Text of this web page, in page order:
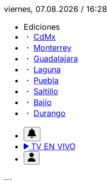
viernes, 07.08.2026 / 16:28
Ediciones
CdMx
Monterrey
Guadalajara
Laguna
Puebla
Saltillo
Bajío
Durango
TV EN VIVO